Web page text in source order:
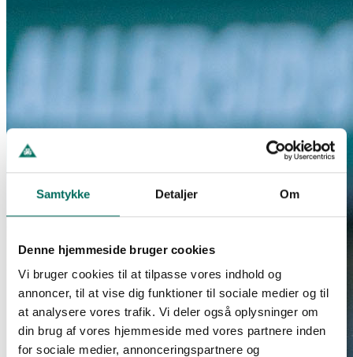
Samtykke Detaljer Om
Denne hjemmeside bruger cookies
Vi bruger cookies til at tilpasse vores indhold og
annoncer, til at vise dig funktioner til sociale medier og til
at analysere vores trafik. Vi deler også oplysninger om
din brug af vores hjemmeside med vores partnere inden
for sociale medier, annonceringspartnere og